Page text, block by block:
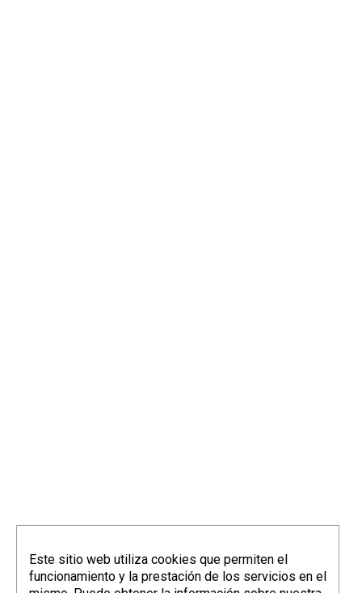
Este sitio web utiliza cookies que permiten el
funcionamiento y la prestación de los servicios en el